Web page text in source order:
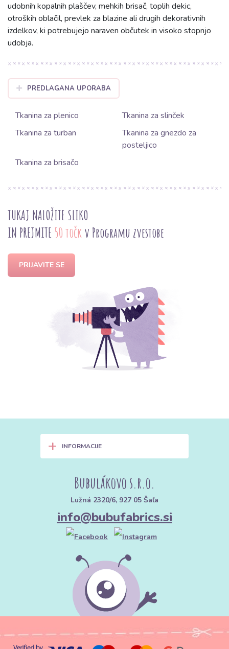
udobnih kopalnih plaščev, mehkih brisač, toplih dekic,
otroških oblačil, prevlek za blazine ali drugih dekorativnih
izdelkov, ki potrebujejo naraven občutek in visoko stopnjo
udobja.
PREDLAGANA UPORABA
Tkanina za plenico
Tkanina za slinček
Tkanina za turban
Tkanina za gnezdo za
posteljico
Tkanina za brisačo
TUKAJ NALOŽITE SLIKO
IN PREJMITE 50 točk v Programu zvestobe
PRIJAVITE SE
+ INFORMACIJE
Bubulákovo s.r.o.
Lužná 2320/6, 927 05 Šaľa
info@bubufabrics.si